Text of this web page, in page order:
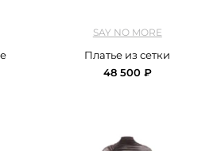
SAY NO MORE
Платье из сетки
48 500 ₽